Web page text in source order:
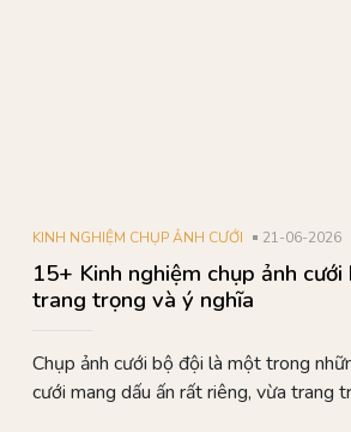
KINH NGHIỆM CHỤP ẢNH CƯỚI 21-06-2026
15+ Kinh nghiệm chụp ảnh cưới
trang trọng và ý nghĩa
Chụp ảnh cưới bộ đội là một trong
cưới mang dấu ấn rất riêng, vừa trang